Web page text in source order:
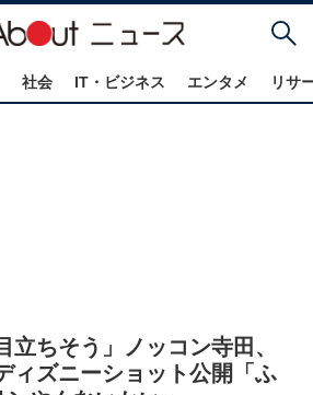
社会 IT・ビジネス エンタメ リサ
立ちそう」ノッコン寺田、
ィズニーショット公開「ふ